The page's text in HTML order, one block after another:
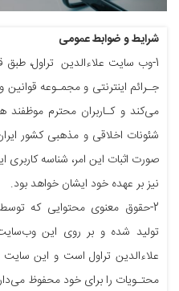
شرایط و ضوابط عمومی
1-وب ‌سایت علاءالدین تراول، طبق
جـرائم اینترنتی و مجمـوعه‌
می‌کند و کـاربران محترم موظفند
شئونات اخلاقی و مذهبی کشور
صورت اثبات این امر، شناسه‌
نیز بر عهده‌ خود ایشان خواهد بود.
2-حقوق معنوی محتوایی که
تولید شده و بر روی این
علاءالدین تراول است و این
محتـویات را برای خود محفوظ